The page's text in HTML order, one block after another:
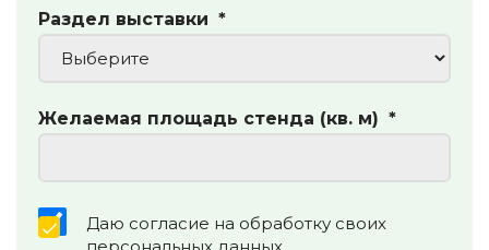
Раздел выставки *
Укажите какой именно раздел Вас
интересует
Желаемая площадь стенда (кв. м) *
Даю согласие на обработку своих